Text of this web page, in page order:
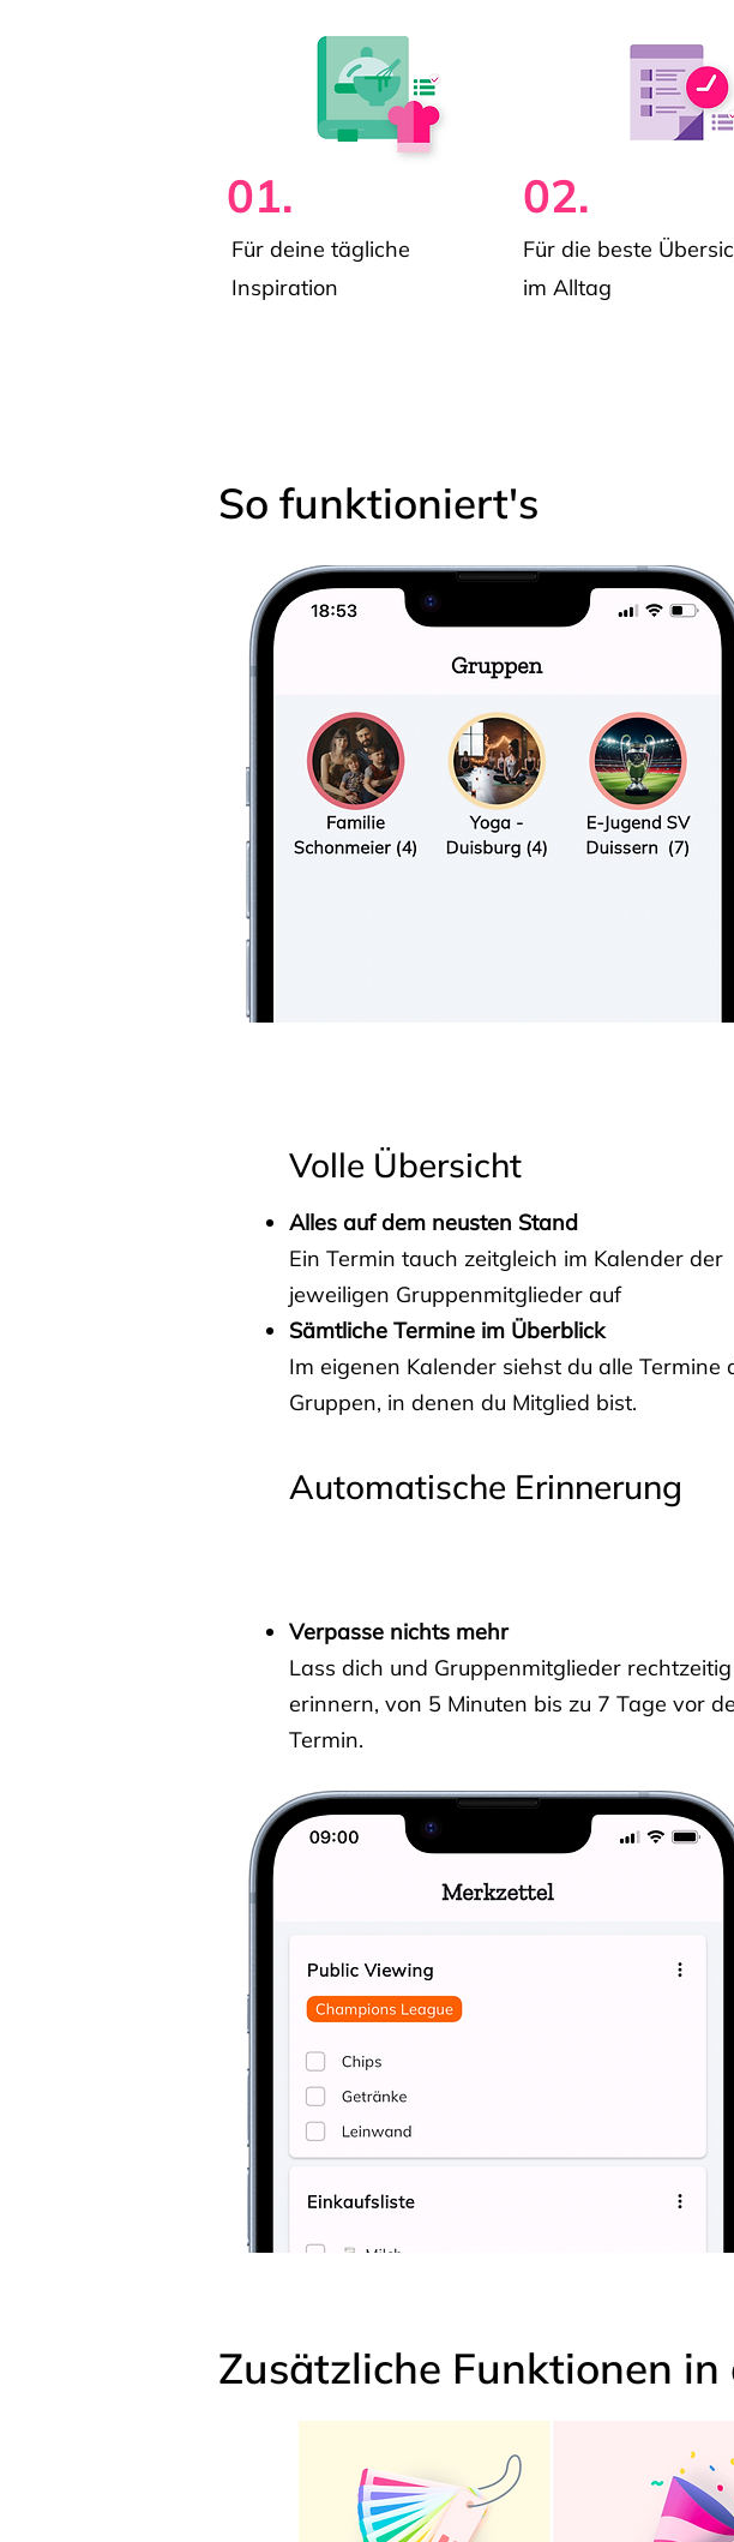
01.
Für deine tägliche
Inspiration
02.
Für die beste
im Alltag
So funktioniert's
Volle Übersicht
Alles auf dem neusten Stand
Ein Termin tauch zeitgleich im Kalender der
jeweiligen Gruppenmitglieder auf
Sämtliche Termine im Überblick
Im eigenen Kalender siehst du alle Termine
Gruppen, in denen du Mitglied bist.
Automatische Erinnerung
Verpasse nichts mehr
Lass dich und Gruppenmitglieder rechtzeitig
erinnern, von 5 Minuten bis zu 7 Tage vor
Termin.
Zusätzliche Funktionen in